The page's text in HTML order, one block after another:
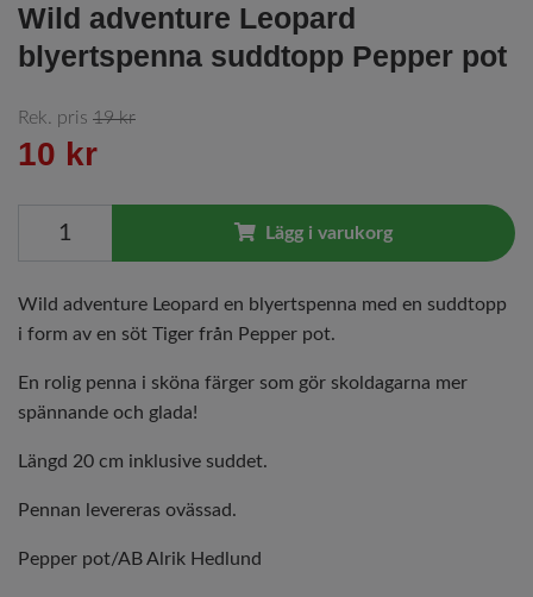
Wild adventure Leopard
blyertspenna suddtopp Pepper pot
Rek. pris 19 kr
10 kr
Lägg i varukorg
Wild adventure Leopard en blyertspenna med en suddtopp
i form av en söt Tiger från Pepper pot.
En rolig penna i sköna färger som gör skoldagarna mer
spännande och glada!
Längd 20 cm inklusive suddet.
Pennan levereras ovässad.
Pepper pot/AB Alrik Hedlund